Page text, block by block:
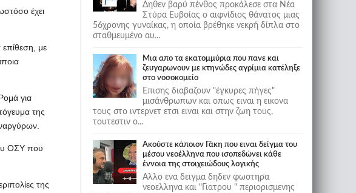
έχει
επίθεση, με
για
της
ΟΣΥ που
της
Δηθεν βαρύ πένθος προκάλεσε στα Νέα
Στύρα Ευβοίας ο αιφνίδιος θάνατος μιας
56χρονης γυναίκας, η οποία βρέθηκε νεκρή δίπλα στο
σταθμευμένο αυ...
Μια απο τα εκατομμύρια που πανε και
ζευγαρωνουν με κτηνώδες αγρίμια κατέληξε
στο νοσοκομείο
Επισης διαβαζουν "έγκυρες πήγες"
μισάνθρωπων και οπως ειναι η εικονα
τους στο ιντερνετ ετσι ειναι και στην ζωη τους,
τουτεστιν ο...
Ακούστε κάποιον Γάκη που ειναι δείγμα του
μέσου νεοέλληνα που ισοπεδώνει κάθε
έννοια της στοιχειώδους λογικής
Αλλο ενα δειγμα δηδεν φωστηρα
νεοελληνα και "Γιατρου " περιορισμενης